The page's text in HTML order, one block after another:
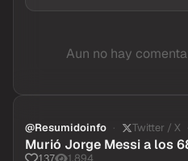
Aun no hay
@Resumidoinfo Twitter / X
Murió Jorge Messi a los
137 1,894